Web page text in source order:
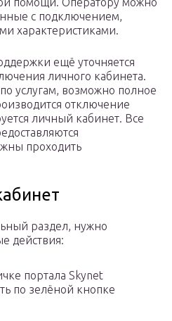
с подключением,
характеристиками.
ещё уточняется
личного кабинета.
услугам, возможно полное
отключение
личный кабинет. Все
проходить
раздел, нужно
действия:
портала Skynet
по зелёной кнопке